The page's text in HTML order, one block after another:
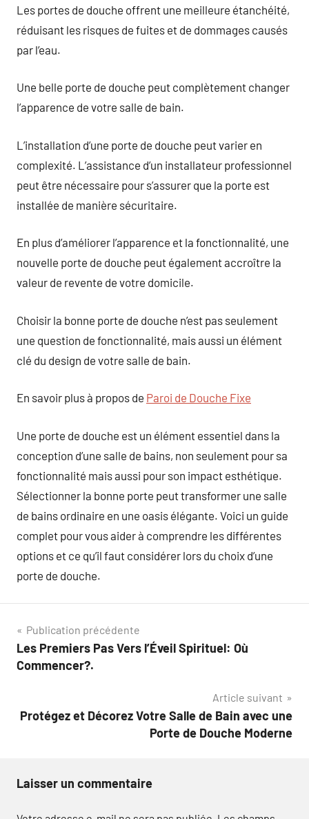
Les portes de douche offrent une meilleure étanchéité,
réduisant les risques de fuites et de dommages causés
par l’eau.
Une belle porte de douche peut complètement changer
l’apparence de votre salle de bain.
L’installation d’une porte de douche peut varier en
complexité. L’assistance d’un installateur professionnel
peut être nécessaire pour s’assurer que la porte est
installée de manière sécuritaire.
En plus d’améliorer l’apparence et la fonctionnalité, une
nouvelle porte de douche peut également accroître la
valeur de revente de votre domicile.
Choisir la bonne porte de douche n’est pas seulement
une question de fonctionnalité, mais aussi un élément
clé du design de votre salle de bain.
En savoir plus à propos de Paroi de Douche Fixe
Une porte de douche est un élément essentiel dans la
conception d’une salle de bains, non seulement pour sa
fonctionnalité mais aussi pour son impact esthétique.
Sélectionner la bonne porte peut transformer une salle
de bains ordinaire en une oasis élégante. Voici un guide
complet pour vous aider à comprendre les différentes
options et ce qu’il faut considérer lors du choix d’une
porte de douche.
Navigation
de
Publication précédente
Les Premiers Pas Vers l’Éveil Spirituel: Où
Commencer?.
Article suivant
Protégez et Décorez Votre Salle de Bain avec une
Porte de Douche Moderne
Laisser un commentaire